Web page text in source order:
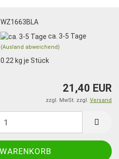
WZ1663BLA
ca. 3-5 Tage
(Ausland abweichend)
0.22 kg je Stück
21,40 EUR
zzgl. MwSt. zzgl. Versand